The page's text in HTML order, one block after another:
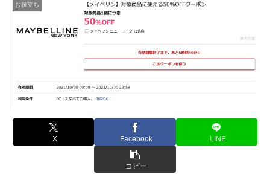
お役立ち
X Facebook LINE
コピー